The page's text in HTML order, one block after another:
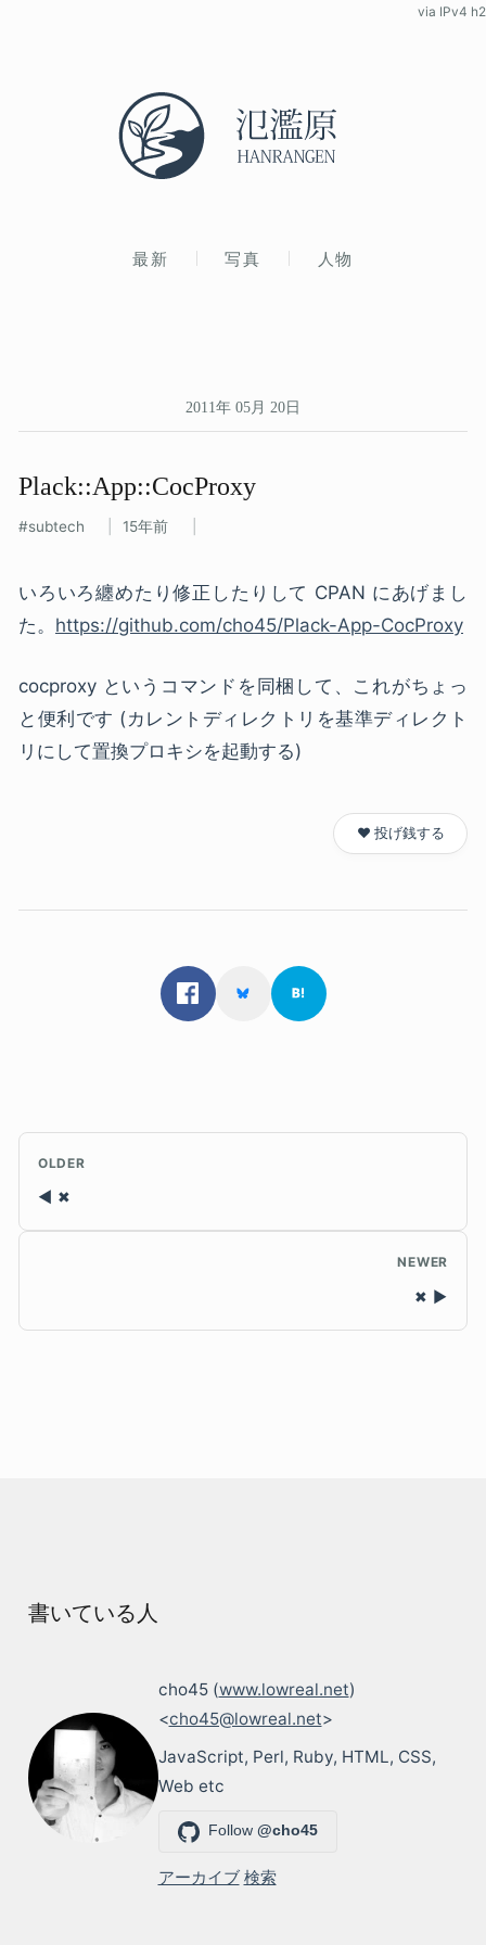
最新 写真 人物
via IPv4 h2
2011年 05月 20日
Plack::App::CocProxy
subtech 15年前
いろいろ纏めたり修正したりして CPAN にあげまし
た。 https://github.com/cho45/Plack-App-CocProxy
cocproxy というコマンドを同梱して、これがちょっ
と便利です (カレントディレクトリを基準ディレクト
リにして置換プロキシを起動する)
❤️ 投げ銭する
OLDER
✖
NEWER
✖
書いている人
cho45 (www.lowreal.net)
<cho45@lowreal.net>
JavaScript, Perl, Ruby, HTML, CSS,
Web etc
Follow@cho45
アーカイブ 検索